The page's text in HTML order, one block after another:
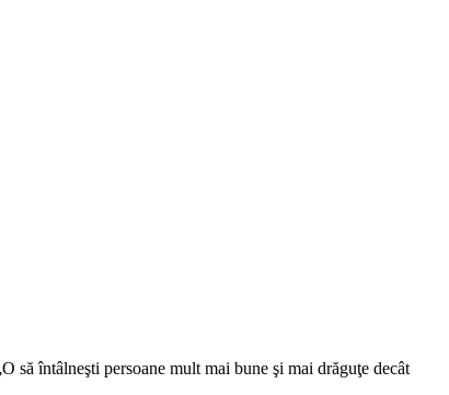
să întâlneşti persoane mult mai bune şi mai drăguţe decât